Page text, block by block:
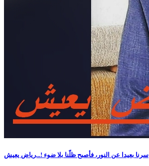
سرنا بعيدا عن النور، فأصبح ظلّنا بلا ضوء !...رياض يعيش